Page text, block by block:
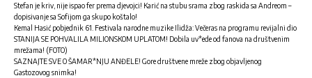
Stefan je kriv, nije ispao fer prema djevojci! Karić na stubu srama zbog raskida sa Andreom –
dopisivanje sa Sofijom ga skupo koštalo!
Kemal Hasić pobjednik 61. Festivala narodne muzike Ilidža: Večeras na programu revijalni dio
STANIJA SE POHVALILA MILIONSKOM UPLATOM! Dobila uv*ede od fanova na društvenim
mrežama! (FOTO)
SAZNAJTE SVE O ŠAMAR*NJU ANĐELE! Gore društvene mreže zbog objavljenog
Gastozovog snimka!